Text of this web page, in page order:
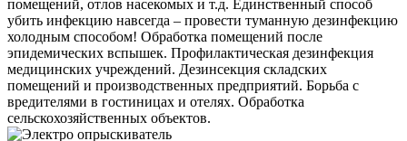
помещений, отлов насекомых и т.д. Единственный способ
убить инфекцию навсегда – провести туманную дезинфекцию
холодным способом! Обработка помещений после
эпидемических вспышек. Профилактическая дезинфекция
медицинских учреждений. Дезинсекция складских
помещений и производственных предприятий. Борьба с
вредителями в гостиницах и отелях. Обработка
сельскохозяйственных объектов.